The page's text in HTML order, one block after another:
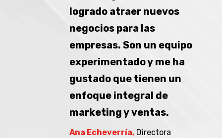
logrado atraer nuevos
negocios para las
empresas. Son un equipo
experimentado y me ha
gustado que tienen un
enfoque integral de
marketing y ventas.
Ana Echeverría, Directora